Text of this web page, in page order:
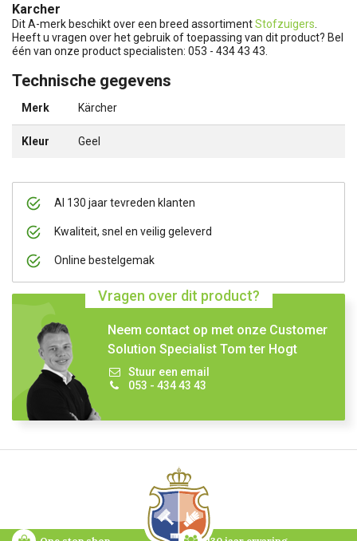
Al 130 jaar tevreden klanten
Kwaliteit, snel en veilig geleverd
Online bestelgemak
Vragen over dit product?
Neem contact op met onze Customer
Solution Specialist Tom ter Hogt
Stuur een email
053 - 434 43 43
Karcher
Dit A-merk beschikt over een breed assortimentStofzuigers
Heeft u vragen over het gebruik of toepassing van dit product? Bel
één van onze product specialisten: 053 - 434 43 43.
Technische gegevens
Merk Kärcher
Kleur Geel